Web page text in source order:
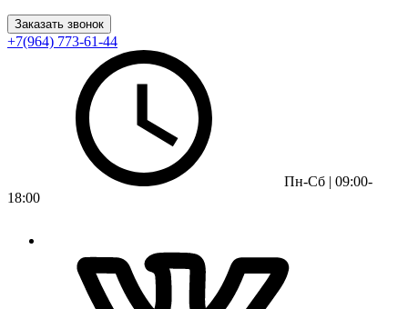
Заказать звонок
+7(964) 773-61-44
Пн-Сб | 09:00-
18:00